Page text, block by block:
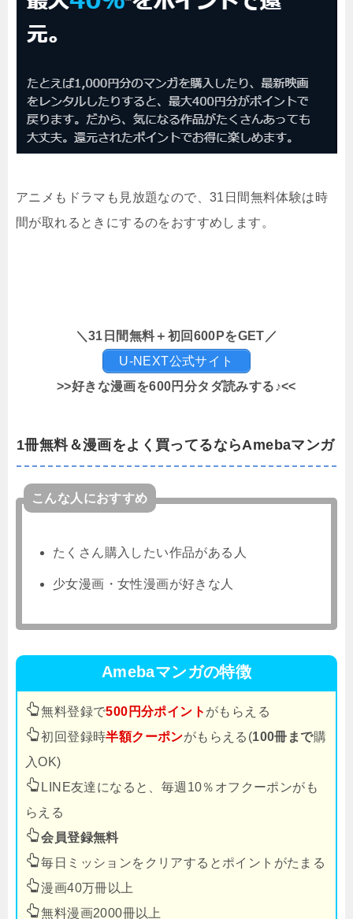
アニメもドラマも見放題なので、31日間無料体験は時
間が取れるときにするのをおすすめします。
＼31日間無料＋初回600PをGET／
U-NEXT公式サイト
>>好きな漫画を600円分タダ読みする♪<<
1冊無料＆漫画をよく買ってるならAmebaマンガ
こんな人におすすめ
たくさん購入したい作品がある人
少女漫画・女性漫画が好きな人
Amebaマンガの特徴
無料登録で500円分ポイント がもらえる
初回登録時半額クーポンがもらえる(100冊まで購
入OK)
LINE友達になると、毎週10％オフクーポンがも
らえる
会員登録無料
毎日ミッションをクリアするとポイントがたまる
漫画40万冊以上
無料漫画2000冊以上